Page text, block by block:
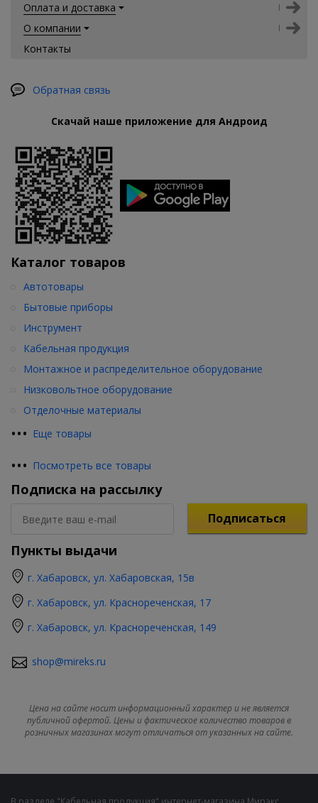
Оплата и доставка
О компании
Контакты
Обратная связь
Скачай наше приложение для Андроид
Каталог товаров
••• Еще товары
Автотовары
Бытовые приборы
Инструмент
Кабельная продукция
Монтажное и распределительное оборудование
Низковольтное оборудование
Отделочные материалы
••• Посмотреть все товары
Подписка на рассылку
Подписаться
Пункты выдачи
г. Хабаровск, ул. Хабаровская, 15в
г. Хабаровск, ул. Краснореченская, 17
г. Хабаровск, ул. Краснореченская, 149
shop@mireks.ru
Цена на сайте носит информационный характер и не является
публичной офертой. Цены и фактическое количество товаров в
розничных магазинах могут отличаться от указанных на сайте.